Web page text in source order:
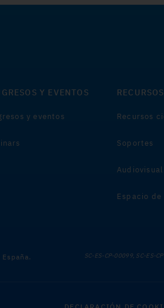
Y EVENTOS
y eventos Recursos
Soportes
Audiovisual
Espacio
SC-ES-CP-00099, SC-ES-